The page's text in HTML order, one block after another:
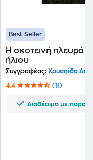
Best Seller
Η σκοτεινή πλευρά
ήλιου
Συγγραφέας: Χρυσηίδα
4.4 (11)
Διαθέσιμο με